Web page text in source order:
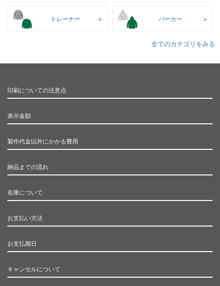
トレーナー パーカー
全てのカテゴリをみる
印刷についての注意点
表示金額
製作代金以外にかかる費用
納品までの流れ
在庫について
お支払い方法
お支払期日
キャンセルについて